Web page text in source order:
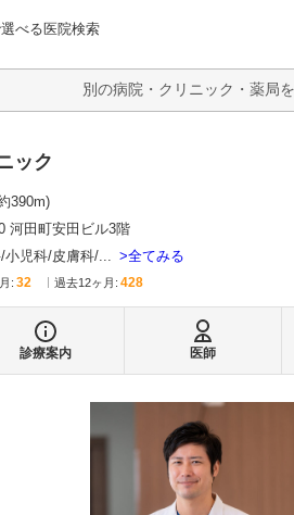
べる医院検索
ック
390m)
河田町安田ビル3階
小児科 皮膚科 ... 全てみる
: 32 過去12ヶ月: 428
診療案内 医師